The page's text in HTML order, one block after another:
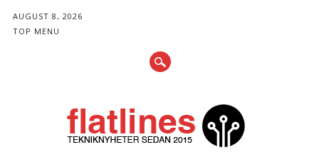
AUGUST 8, 2026
TOP MENU